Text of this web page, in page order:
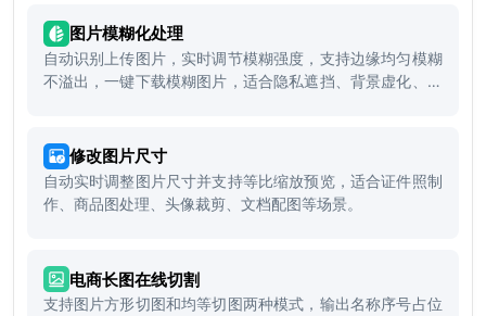
图片模糊化处理
自动识别上传图片，实时调节模糊强度，支持边缘均匀模糊
不溢出，一键下载模糊图片，适合隐私遮挡、背景虚化、敏
修改图片尺寸
自动实时调整图片尺寸并支持等比缩放预览，适合证件照制
作、商品图处理、头像裁剪、文档配图等场景。
电商长图在线切割
支持图片方形切图和均等切图两种模式，输出名称序号占位